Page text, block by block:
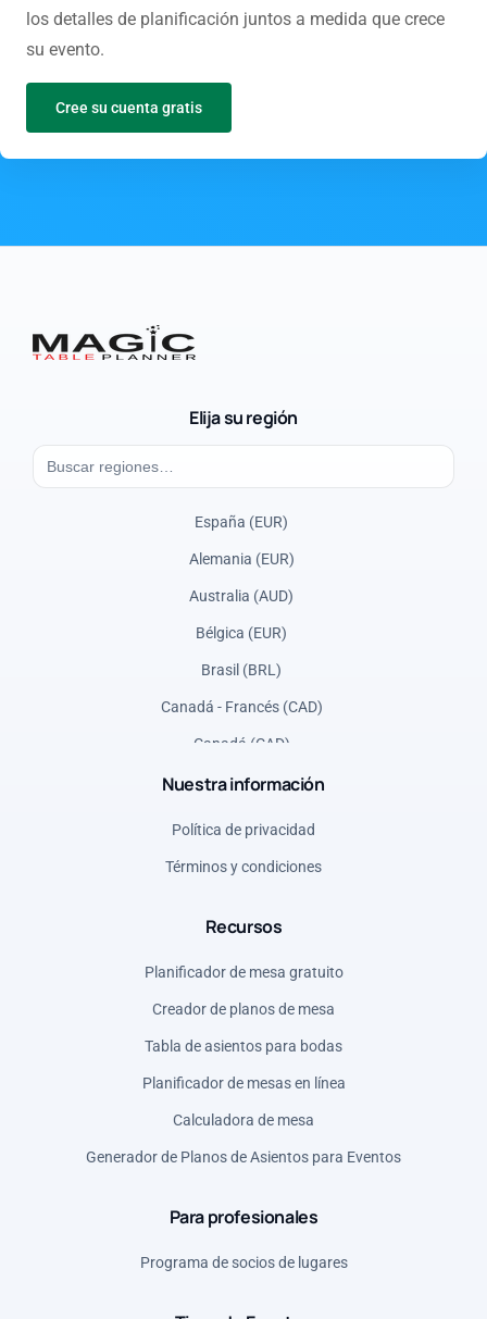
los detalles de planificación juntos a medida que crece
su evento.
Cree su cuenta gratis
Elija su región
España (EUR)
Alemania (EUR)
Australia (AUD)
Bélgica (EUR)
Brasil (BRL)
Canadá - Francés (CAD)
Canadá (CAD)
Dinamarca (DKK)
Italia (EUR)
México (MXN)
Noruega (NOK)
Polonia (PLN)
Reino Unido (GBP)
Rumanía (RON)
Serbia (RSD)
Nuestra información
Política de privacidad
Términos y condiciones
Recursos
Planificador de mesa gratuito
Creador de planos de mesa
Tabla de asientos para bodas
Planificador de mesas en línea
Calculadora de mesa
Generador de Planos de Asientos para Eventos
Para profesionales
Programa de socios de lugares